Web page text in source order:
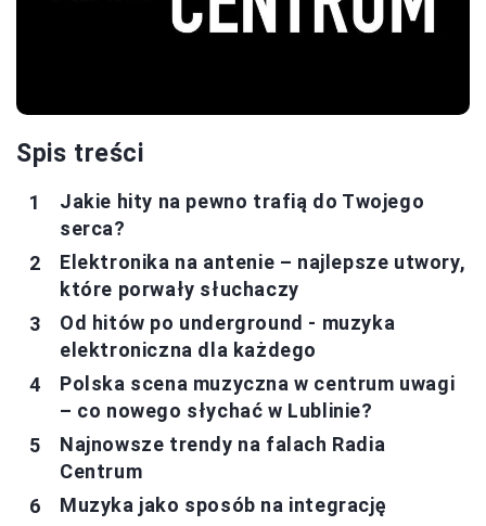
Spis treści
Jakie hity na pewno trafią do Twojego
serca?
Elektronika na antenie – najlepsze utwory,
które porwały słuchaczy
Od hitów po underground - muzyka
elektroniczna dla każdego
Polska scena muzyczna w centrum uwagi
– co nowego słychać w Lublinie?
Najnowsze trendy na falach Radia
Centrum
Muzyka jako sposób na integrację